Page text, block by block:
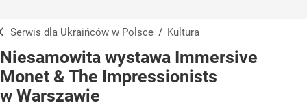
Serwis dla Ukraińców w Polsce / Kultura
Niesamowita wystawa Immersive
Monet & The Impressionists
w Warszawie